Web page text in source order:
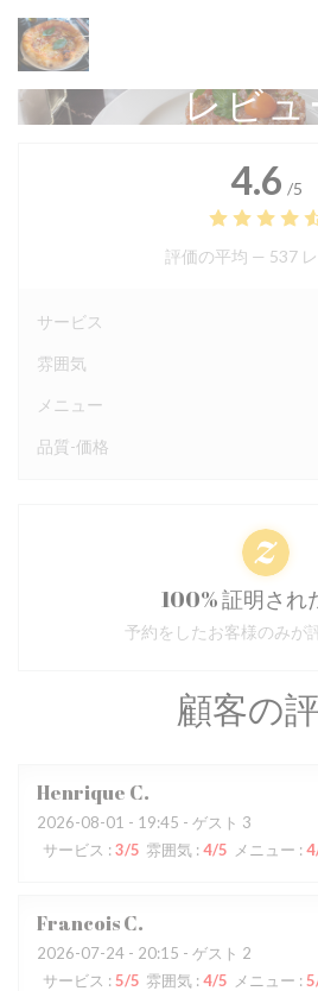
クッキー利用の管理について
レビュ
顧客の
Henrique C
2026-08-01 - 19:45 - ゲスト 3
サービス : 3/5 雰囲気 : 4/5 メニュー : 4
FrancoisC
2026-07-24 - 20:15 - ゲスト 2
サービス : 5/5 雰囲気 : 4/5 メニュー : 5
4.6 /5
評価の平均 — 537
サービス
雰囲気
メニュー
品質-価格
100% 証明され
予約をしたお客様のみが